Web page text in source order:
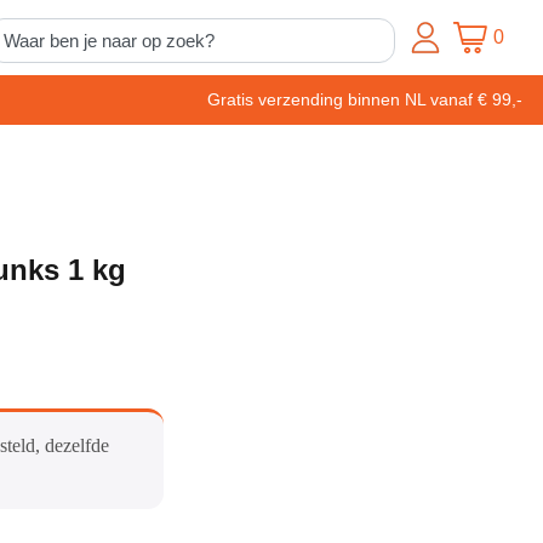
0
Gratis verzending binnen NL vanaf € 99,-
1 kg
dezelfde